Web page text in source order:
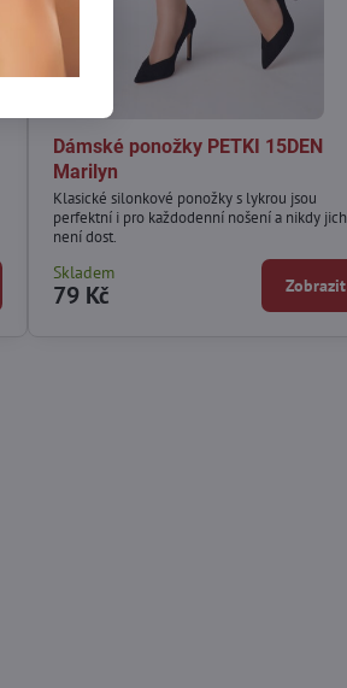
Dámské ponožky PETKI 15DEN
Marilyn
Klasické silonkové ponožky s lykrou jsou
perfektní i pro každodenní nošení a nikdy jich
není dost.
Skladem
79 Kč Zobrazit